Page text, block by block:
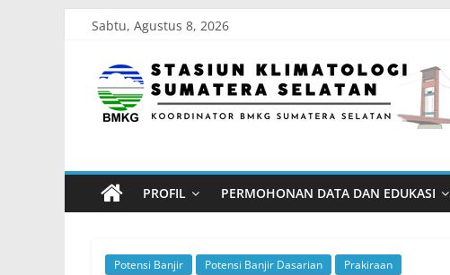
content
Sabtu, Agustus 8, 2026
Stasiun
Klimatologi
Sumatera
Selatan
Koordinator
PROFIL PERMOHONAN DATA DAN EDUKASI
Potensi Banjir Potensi Banjir Dasarian Prakiraan